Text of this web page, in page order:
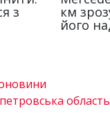
область